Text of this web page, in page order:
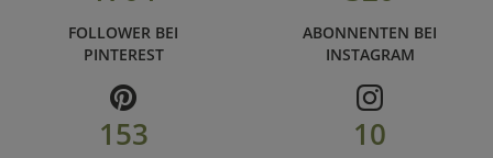
FOLLOWER BEI
PINTEREST
ABONNENTEN BEI
INSTAGRAM
153 10